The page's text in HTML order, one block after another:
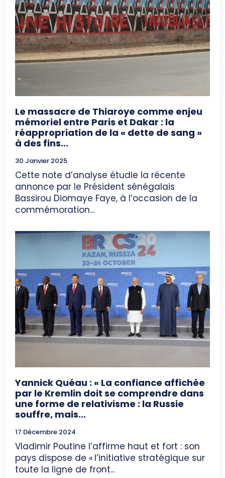
Le massacre de Thiaroye comme enjeu
mémoriel entre Paris et Dakar : la
réappropriation de la « dette de sang »
à des fins...
30 Janvier 2025
Cette note d’analyse étudie la récente
annonce par le Président sénégalais
Bassirou Diomaye Faye, à l’occasion de la
commémoration...
Yannick Quéau : « La confiance affichée
par le Kremlin doit se comprendre dans
une forme de relativisme : la Russie
souffre, mais...
17 Décembre 2024
Vladimir Poutine l’affirme haut et fort : son
pays dispose de « l’initiative stratégique sur
toute la ligne de front...